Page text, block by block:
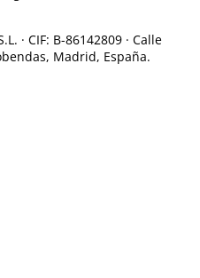
· CIF: B-86142809 · Calle
Madrid, España.